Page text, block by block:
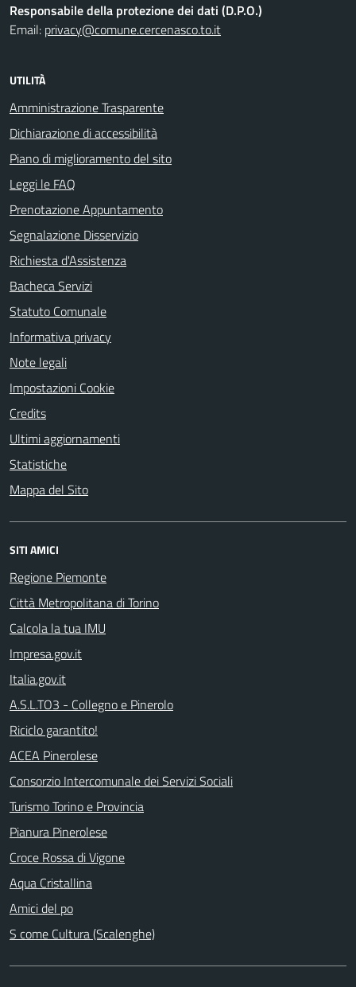
Responsabile della protezione dei dati (D.P.O.)
Email: privacy@comune.cercenasco.to.it
UTILITÀ
Amministrazione Trasparente
Dichiarazione di accessibilità
Piano di miglioramento del sito
Leggi le FAQ
Prenotazione Appuntamento
Segnalazione Disservizio
Richiesta d'Assistenza
Bacheca Servizi
Statuto Comunale
Informativa privacy
Note legali
Impostazioni Cookie
Credits
Ultimi aggiornamenti
Statistiche
Mappa del Sito
SITI AMICI
Regione Piemonte
Città Metropolitana di Torino
Calcola la tua IMU
Impresa.gov.it
Italia.gov.it
A.S.L.TO3 - Collegno e Pinerolo
Riciclo garantito!
ACEA Pinerolese
Consorzio Intercomunale dei Servizi Sociali
Turismo Torino e Provincia
Pianura Pinerolese
Croce Rossa di Vigone
Aqua Cristallina
Amici del po
S come Cultura (Scalenghe)